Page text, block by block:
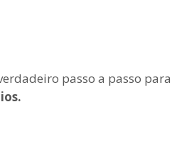
passo a passo